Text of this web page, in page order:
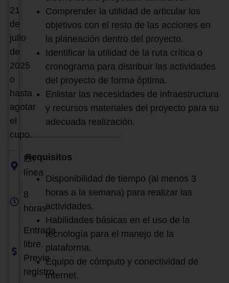
Comprender la utilidad de articular los
objetivos con el resto de las acciones en
la planeación dentro del proyecto.
Identificar la utilidad de la ruta crítica o
cronograma para distribuir las actividades
del proyecto de forma óptima.
Enlistar las necesidades de infraestructura
y recursos materiales del proyecto para su
adecuada realización.
Requisitos
Disponibilidad de tiempo (al menos 3
horas a la semana) para realizar las
actividades.
Habilidades básicas en el uso de la
tecnología para el manejo de la
plataforma.
Equipo de cómputo y conectividad de
internet.
21
de
julio
de
2025
o
hasta
agotar
el
cupo.
En
línea
8
horas
Entrada
libre.
Previo
registro